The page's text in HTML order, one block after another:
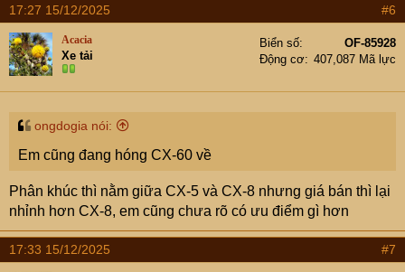
17:27 15/12/2025 #6
Acacia
Xe tải
Biển số
OF-85928
Động cơ
407,087 Mã lực
ongdogia nói:
Em cũng đang hóng CX-60 về
Phân khúc thì nằm giữa CX-5 và CX-8 nhưng giá bán thì lại
nhỉnh hơn CX-8, em cũng chưa rõ có ưu điểm gì hơn
17:33 15/12/2025 #7